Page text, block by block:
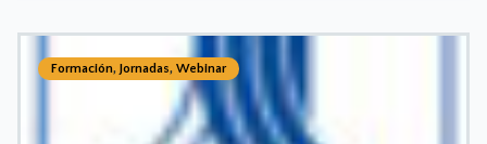
Formación, Jornadas, Webinar